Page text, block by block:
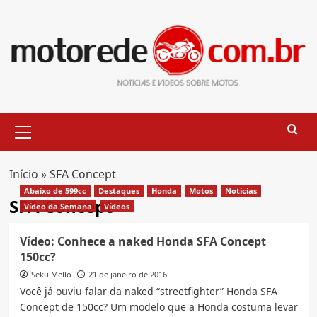
content
Menu
Início »SFA Concept
SFA Concept
Abaixo de 599cc Destaques Honda Motos
Notícias
Vídeo da Semana
Vídeos
Vídeo: Conhece a naked Honda SFA Concept
150cc?
Seku Mello 21 de janeiro de 2016
Você já ouviu falar da naked “streetfighter” Honda SFA
Concept de 150cc? Um modelo que a Honda costuma levar